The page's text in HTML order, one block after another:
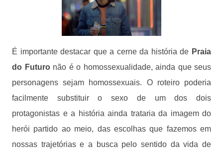
É importante destacar que a cerne da história de Praia
do Futuronão é o homossexualidade, ainda que seus
personagens sejam homossexuais. O roteiro poderia
facilmente substituir o sexo de um dos dois
protagonistas e a história ainda trataria da imagem do
herói partido ao meio, das escolhas que fazemos em
nossas trajetórias e a busca pelo sentido da vida de